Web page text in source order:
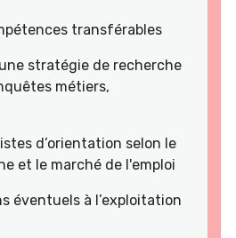
transférables
stratégie de recherche
métiers,
d’orientation selon le
et le marché de l'emploi
éventuels à l’exploitation